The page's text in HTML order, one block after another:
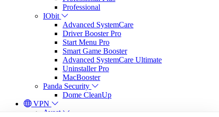
Professional
IObit
Advanced SystemCare
Driver Booster Pro
Start Menu Pro
Smart Game Booster
Advanced SystemCare Ultimate
Uninstaller Pro
MacBooster
Panda Security
Dome CleanUp
VPN
Avast